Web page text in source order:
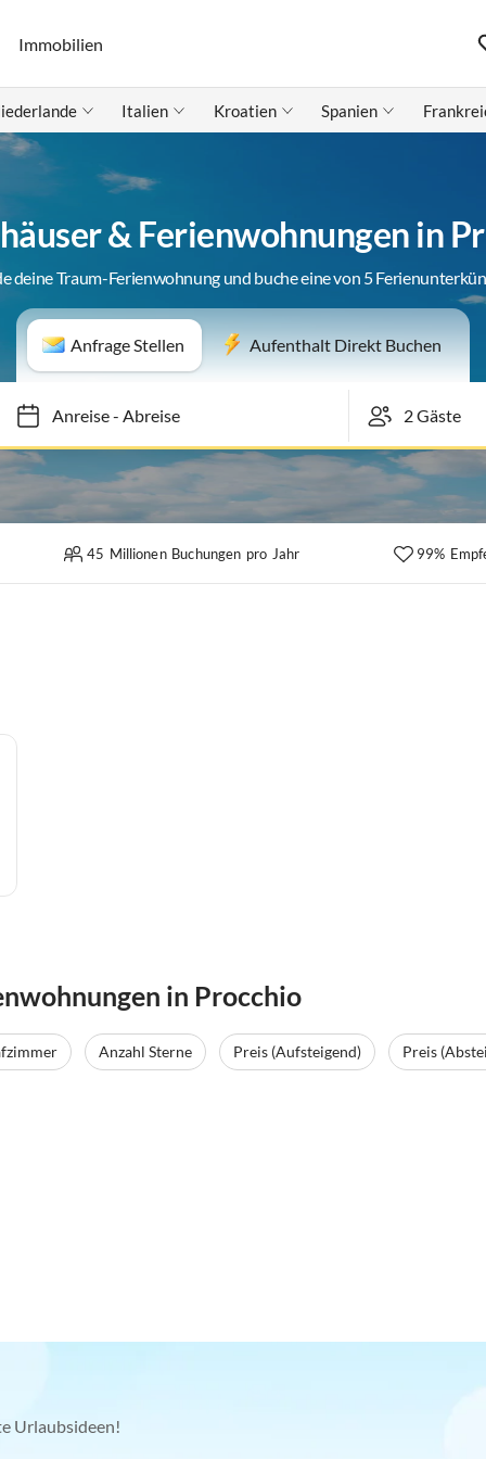
Immobilien
Italien Kroatien Spanien
& Ferienwohnungen in
deine Traum-Ferienwohnung und buche eine von 5
Anfrage Stellen Aufenthalt Direkt Buchen
Anreise-Abreise
45 Millionen Buchungen pro Jahr 99%
in Procchio
Anzahl Sterne Preis (Aufsteigend) Preis
Urlaubsideen!